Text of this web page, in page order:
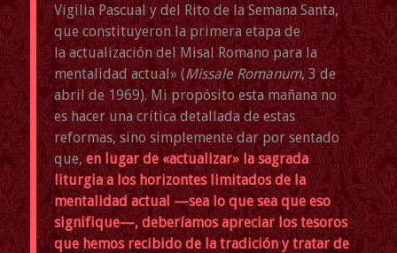
Vigilia Pascual y del Rito de la Semana Santa,
que constituyeron la primera etapa de
la actualización del Misal Romano para la
mentalidad actual» (Missale Romanum, 3 de
abril de 1969). Mi propósito esta mañana no
es hacer una crítica detallada de estas
reformas, sino simplemente dar por sentado
que,en lugar de «actualizar» la sagrada
liturgia a los horizontes limitados de la
mentalidad actual —sea lo que sea que eso
signifique—, deberíamos apreciar los tesoros
que hemos recibido de la tradición y tratar de